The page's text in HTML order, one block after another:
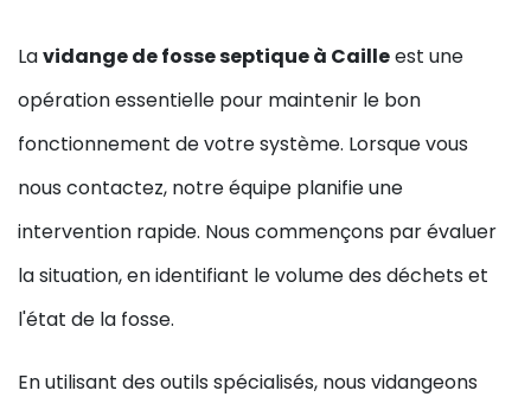
Lavidange de fosse septique à Cailleest une
opération essentielle pour maintenir le bon
fonctionnement de votre système. Lorsque vous
nous contactez, notre équipe planifie une
intervention rapide. Nous commençons par évaluer
la situation, en identifiant le volume des déchets et
l'état de la fosse.
En utilisant des outils spécialisés, nous vidangeons